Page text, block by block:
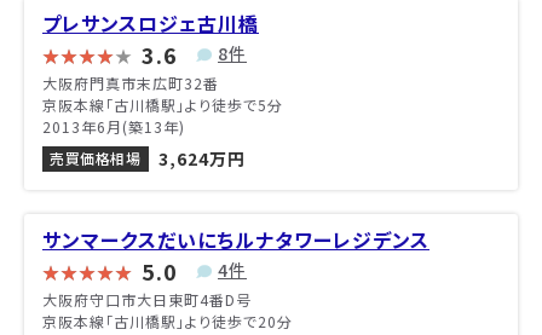
プレサンスロジェ古川橋
3.6 8件
大阪府門真市末広町32番
京阪本線「古川橋駅」より徒歩で5分
2013年6月(築13年)
売買価格相場
3,624万円
サンマークスだいにちルナタワーレジデンス
5.0 4件
大阪府守口市大日東町4番D号
京阪本線「古川橋駅」より徒歩で20分